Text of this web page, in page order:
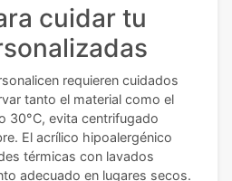
cuidar tu
requieren cuidados
tanto el material como el
30°C, evita centrifugado
El acrílico hipoalergénico
térmicas con lavados
adecuado en lugares secos.